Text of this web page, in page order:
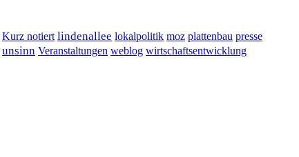
Kurz notiert lindenallee lokalpolitik moz plattenbau presse
unsinn Veranstaltungen weblog wirtschaftsentwicklung